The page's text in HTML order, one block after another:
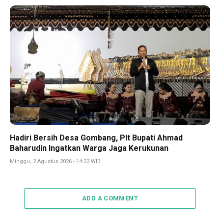
Hadiri Bersih Desa Gombang, Plt Bupati Ahmad
Baharudin Ingatkan Warga Jaga Kerukunan
Minggu, 2 Agustus 2026 - 14:23 WIB
ADD A COMMENT